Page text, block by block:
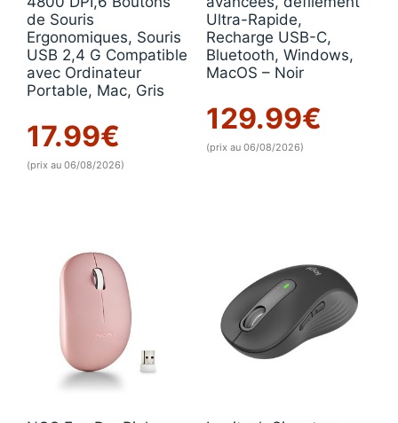
de Souris
Ergonomiques, Souris
USB 2,4 G Compatible
avec Ordinateur
Portable, Mac, Gris
17.99€
(prix au 06/08/2026)
Ultra-Rapide,
Recharge USB-C,
Bluetooth, Windows,
MacOS – Noir
129.99€
(prix au 06/08/2026)